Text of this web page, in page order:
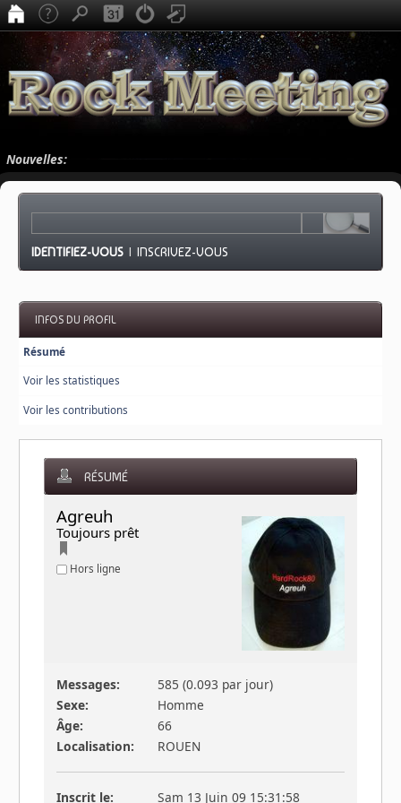
Nouvelles:
IDENTIFIEZ-VOUS |INSCRIVEZ-VOUS
INFOS DU PROFIL
Résumé
Voir les statistiques
Voir les contributions
RÉSUMÉ
Agreuh
Toujours prêt
Hors ligne
Messages:
585 (0.093 par jour)
Sexe:
Homme
Âge:
66
Localisation:
ROUEN
Inscrit le: Sam 13 Juin 09 15:31:58